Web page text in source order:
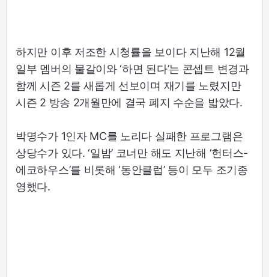
하지만 이후 저조한 시청률을 보이다 지난해 12월
일부 멤버의 물갈이와 ‘하면 된다’는 콘셉트 변경과
함께 시즌 2를 새롭게 선보이며 재기를 노렸지만
시즌 2 방송 2개월만에 결국 폐지 수순을 밟았다.
박명수가 1인자 MC를 노리다 실패한 프로그램은
상당수가 있다. ‘일밤’ 코너만 해도 지난해 ‘헌터스-
에코하우스’를 비롯해 ‘동안클럽’ 등이 모두 조기종
영했다.